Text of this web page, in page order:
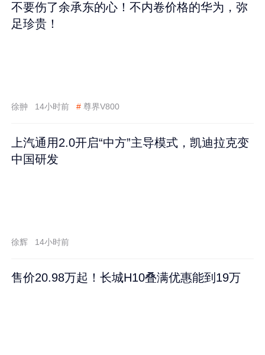
不要伤了余承东的心！不内卷价格的华为，弥
足珍贵！
徐翀 14小时前 # 尊界V800
上汽通用2.0开启“中方”主导模式，凯迪拉克变
中国研发
徐辉 14小时前
售价20.98万起！长城H10叠满优惠能到19万